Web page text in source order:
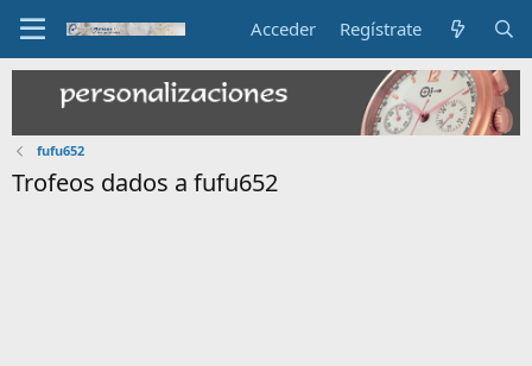
Acceder Regístrate
fufu652
Trofeos dados a fufu652